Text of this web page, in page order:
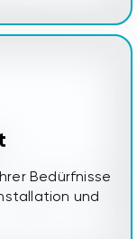
Bedürfnisse
und